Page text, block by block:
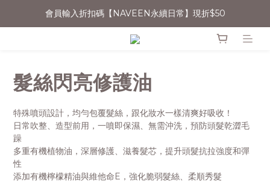
消費滿$1500宅配免運
會員輸入折扣碼【NAVEEN永續日常】現折$50
無法登入會員者，可嘗試清除Cookie或用無痕網頁開啟操作
髮絲閃亮修護油
特殊噴頭設計，均勻包覆髮絲，跟化妝水一樣清爽好吸收！
日常吹整、造型前用，一噴即保濕、無需沖洗，預防頭髮乾澀毛
躁
多重有機植物油，深層修護、滋養髮芯，提升頭髮抗拉強度和彈
性
添加有機檸檬精油與維他命E，強化脆弱髮絲、柔順秀髮